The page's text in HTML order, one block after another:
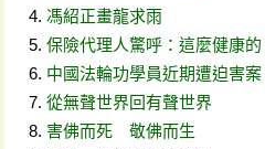
馮紹正畫龍求雨
保險代理人驚呼：這麼健康的
中國法輪功學員近期遭迫害案
從無聲世界回有聲世界
害佛而死 敬佛而生